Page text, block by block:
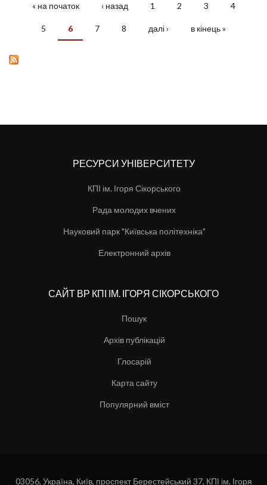
« на початок ‹ назад 1 2 3 4
5 6 7 8 далі › в кінець »
РЕСУРСИ УНІВЕРСИТЕТУ
КПІ ім. Ігоря Сікорського
Рада молодих вчених
Науковий парк "Київська політехніка"
Електронний архів
САЙТ ВР КПІ ІМ. ІГОРЯ СІКОРСЬКОГО
Пошук
Архів публікацій
Глосарій
Карта сайту
Популярний вміст
03056, Україна, Київ, проспект Берестейський 37, КПІ ім. Ігоря